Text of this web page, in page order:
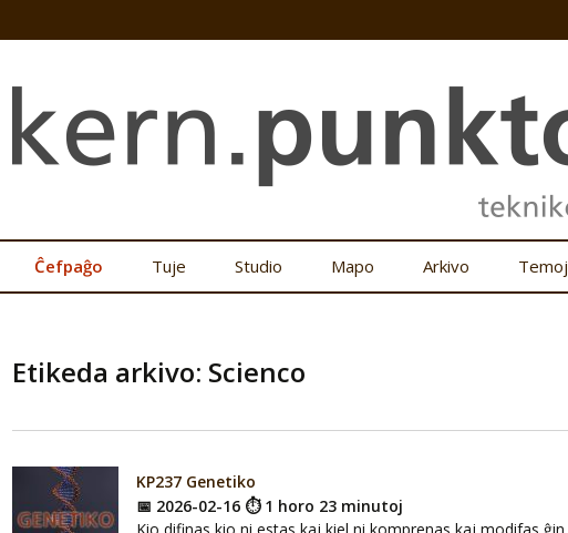
Ĉefpaĝo Tuje Studio Mapo Arkivo Temoj
Etikeda arkivo: Scienco
KP237 Genetiko
📅 2026-02-16 ⏱ 1 horo 23 minutoj